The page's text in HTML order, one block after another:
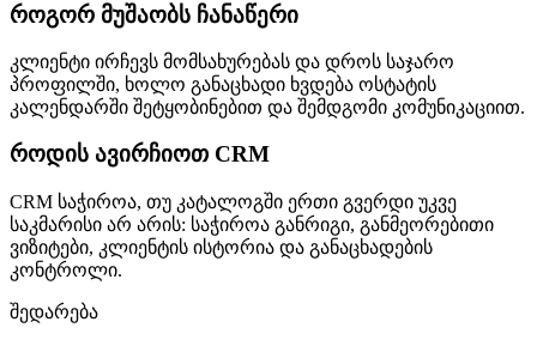
როგორ მუშაობს ჩანაწერი
კლიენტი ირჩევს მომსახურებას და დროს საჯარო
პროფილში, ხოლო განაცხადი ხვდება ოსტატის
კალენდარში შეტყობინებით და შემდგომი კომუნიკაციით.
როდის ავირჩიოთ CRM
CRM საჭიროა, თუ კატალოგში ერთი გვერდი უკვე
საკმარისი არ არის: საჭიროა განრიგი, განმეორებითი
ვიზიტები, კლიენტის ისტორია და განაცხადების
კონტროლი.
შედარება